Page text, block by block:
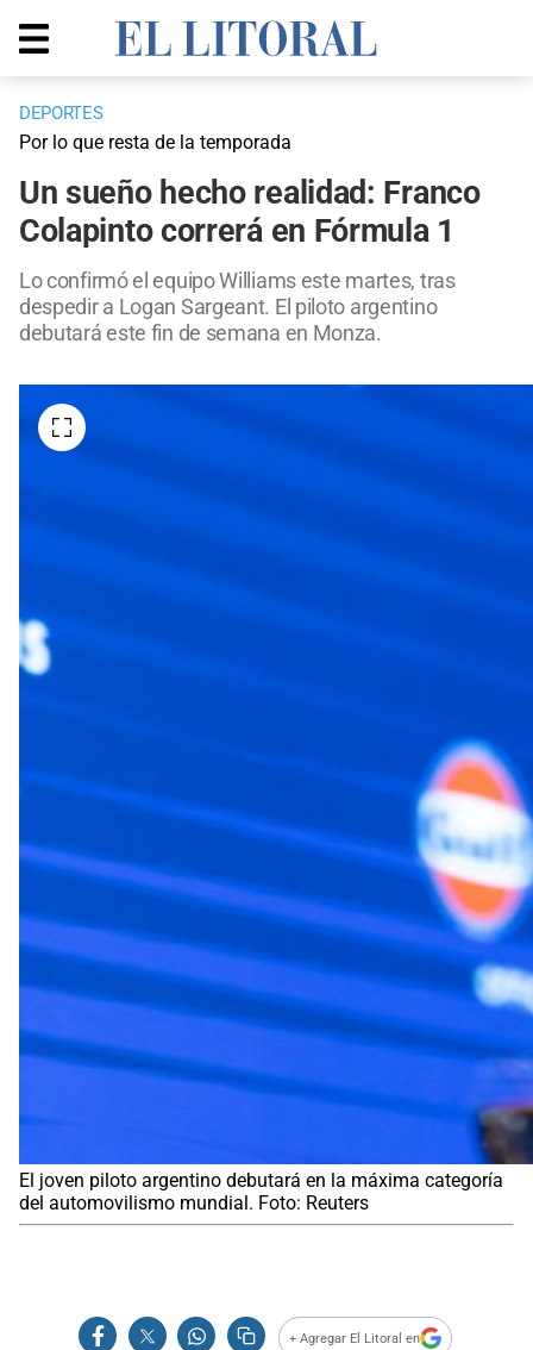
DEPORTES
Por lo que resta de la temporada
Un sueño hecho realidad: Franco
Colapinto correrá en Fórmula 1
Lo confirmó el equipo Williams este martes, tras
despedir a Logan Sargeant. El piloto argentino
debutará este fin de semana en Monza.
El joven piloto argentino debutará en la máxima categoría
del automovilismo mundial. Foto: Reuters
+ Agregar El Litoral en